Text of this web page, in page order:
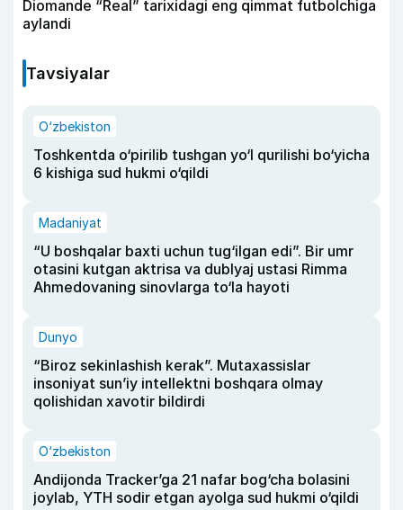
Diomande “Real” tarixidagi eng qimmat futbolchiga
aylandi
Tavsiyalar
O‘zbekiston
Toshkentda o‘pirilib tushgan yo‘l qurilishi bo‘yicha
6 kishiga sud hukmi o‘qildi
Madaniyat
“U boshqalar baxti uchun tug‘ilgan edi”. Bir umr
otasini kutgan aktrisa va dublyaj ustasi Rimma
Ahmedovaning sinovlarga to‘la hayoti
Dunyo
“Biroz sekinlashish kerak”. Mutaxassislar
insoniyat sun’iy intellektni boshqara olmay
qolishidan xavotir bildirdi
O‘zbekiston
Andijonda Tracker’ga 21 nafar bog‘cha bolasini
joylab, YTH sodir etgan ayolga sud hukmi o‘qildi